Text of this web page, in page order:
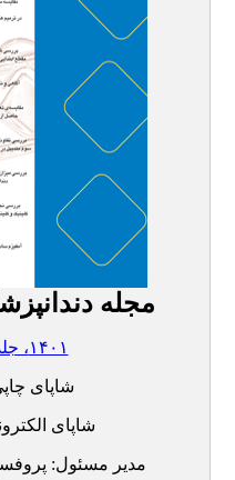
مجله
۱۴۰۱، جلد ۱۷، شماره۲
شاپای
شاپای
مدیر مسئول: